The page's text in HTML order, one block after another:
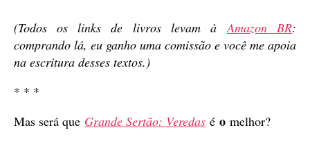
(Todos os links de livros levam àAmazon BR:
comprando lá, eu ganho uma comissão e você me apoia
na escritura desses textos.)
* * *
Mas será que Grande Sertão: Veredas é o melhor?